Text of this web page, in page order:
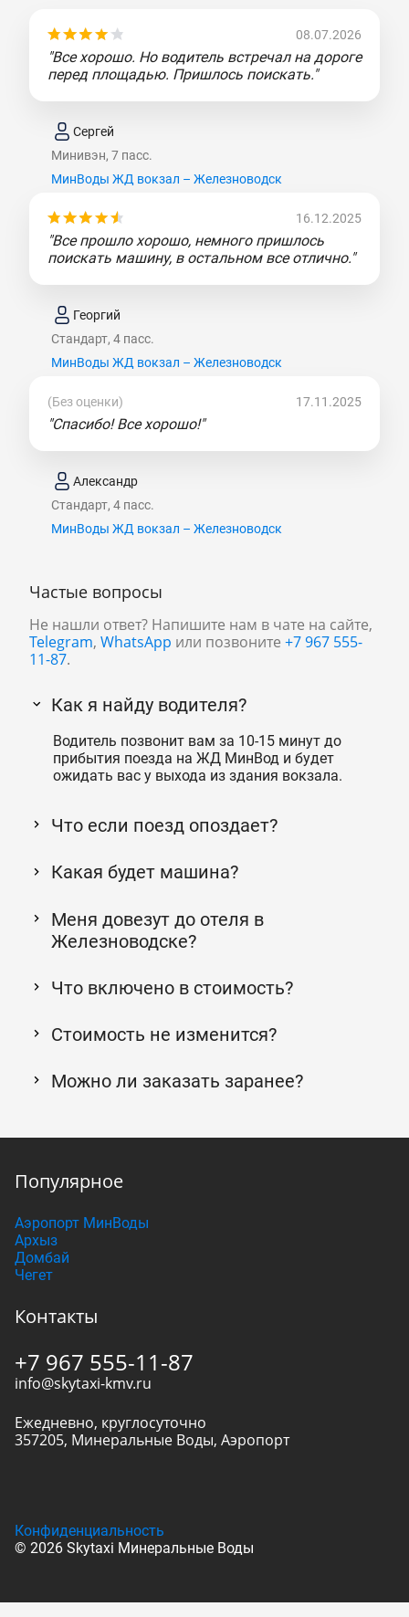
08.07.2026
"Все хорошо. Но водитель встречал на дороге
перед площадью. Пришлось поискать."
Сергей
Минивэн, 7 пасс.
МинВоды ЖД вокзал – Железноводск
16.12.2025
"Все прошло хорошо, немного пришлось
поискать машину, в остальном все отлично."
Георгий
Стандарт, 4 пасс.
МинВоды ЖД вокзал – Железноводск
(Без оценки) 17.11.2025
"Спасибо! Все хорошо!"
Александр
Стандарт, 4 пасс.
МинВоды ЖД вокзал – Железноводск
Частые вопросы
Не нашли ответ? Напишите нам в чате на сайте,
Telegram, WhatsApp или позвоните +7 967 555-
11-87.
Как я найду водителя?
Водитель позвонит вам за 10-15 минут до
прибытия поезда на ЖД МинВод и будет
ожидать вас у выхода из здания вокзала.
Что если поезд опоздает?
Какая будет машина?
Меня довезут до отеля в
Железноводске?
Что включено в стоимость?
Стоимость не изменится?
Можно ли заказать заранее?
Популярное
Аэропорт МинВоды
Архыз
Домбай
Чегет
Контакты
+7 967 555-11-87
info@skytaxi-kmv.ru
Ежедневно, круглосуточно
357205, Минеральные Воды, Аэропорт
© 2026 Skytaxi Минеральные Воды
Конфиденциальность